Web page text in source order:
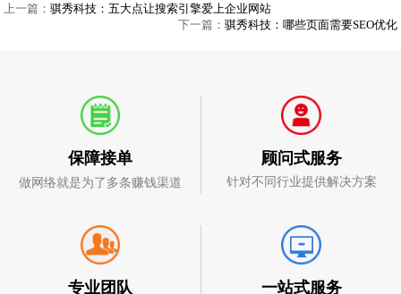
上一篇：骐秀科技：五大点让搜索引擎爱上企业网站
下一篇： 骐秀科技：哪些页面需要SEO优化
保障接单
做网络就是为了多条赚钱渠道
顾问式服务
针对不同行业提供解决方案
专业团队 一站式服务